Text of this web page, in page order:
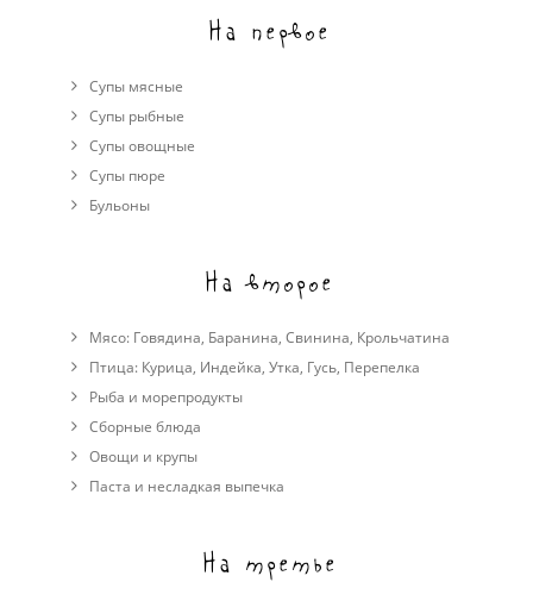
На первое
Супы мясные
Супы рыбные
Супы овощные
Cупы пюре
Бульоны
На второе
Мясо: Говядина, Баранина, Свинина, Крольчатина
Птица: Курица, Индейка, Утка, Гусь, Перепелка
Рыба и морепродукты
Сборные блюда
Овощи и крупы
Паста и несладкая выпечка
На третье